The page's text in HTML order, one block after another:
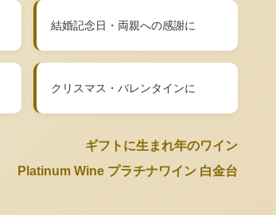
結婚記念日・両親への感謝に
クリスマス・バレンタインに
ギフトに生まれ年のワイン
Platinum Wine プラチナワイン 白金台